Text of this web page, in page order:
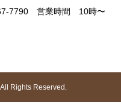
7790 営業時間 10時〜
Rights Reserved.